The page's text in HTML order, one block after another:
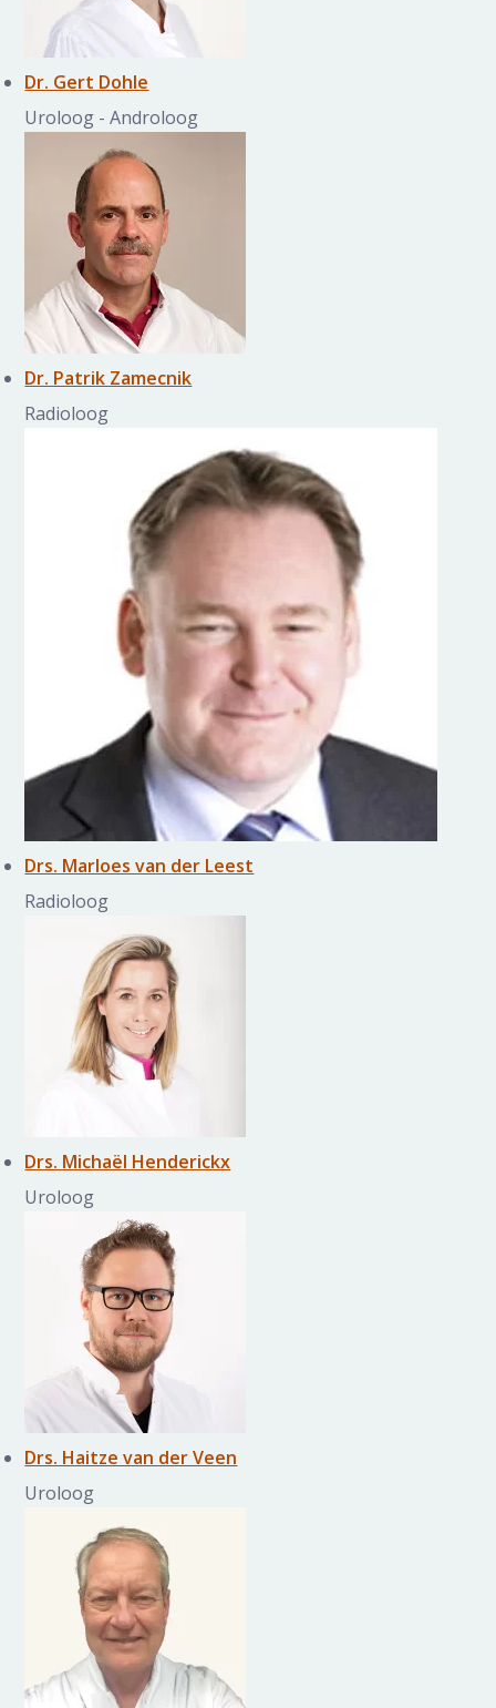
Dr. Gert Dohle
Uroloog - Androloog
Dr. Patrik Zamecnik
Radioloog
Drs. Marloes van der Leest
Radioloog
Drs. Michaël Henderickx
Uroloog
Drs. Haitze van der Veen
Uroloog